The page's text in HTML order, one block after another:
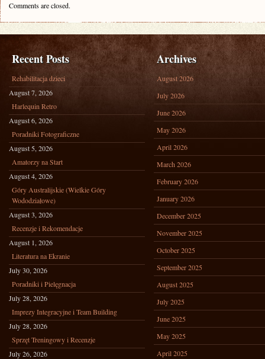
Comments are closed.
Recent Posts
Rehabilitacja dzieci
August 7, 2026
Harlequin Retro
August 6, 2026
Poradniki Fotograficzne
August 5, 2026
Amatorzy na Start
August 4, 2026
Góry Australijskie (Wielkie Góry
Wododziałowe)
August 3, 2026
Recenzje i Rekomendacje
August 1, 2026
Literatura na Ekranie
July 30, 2026
Poradniki i Pielęgnacja
July 28, 2026
Imprezy Integracyjne i Team Building
July 28, 2026
Sprzęt Treningowy i Recenzje
July 26, 2026
Archives
August 2026
July 2026
June 2026
May 2026
April 2026
March 2026
February 2026
January 2026
December 2025
November 2025
October 2025
September 2025
August 2025
July 2025
June 2025
May 2025
April 2025